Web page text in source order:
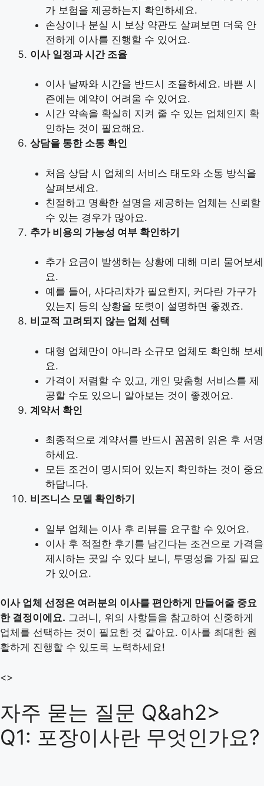
가 보험을 제공하는지 확인하세요.
손상이나 분실 시 보상 약관도 살펴보면 더욱 안
전하게 이사를 진행할 수 있어요.
이사 일정과 시간 조율
이사 날짜와 시간을 반드시 조율하세요. 바쁜 시
즌에는 예약이 어려울 수 있어요.
시간 약속을 확실히 지켜 줄 수 있는 업체인지 확
인하는 것이 필요해요.
상담을 통한 소통 확인
처음 상담 시 업체의 서비스 태도와 소통 방식을
살펴보세요.
친절하고 명확한 설명을 제공하는 업체는 신뢰할
수 있는 경우가 많아요.
추가 비용의 가능성 여부 확인하기
추가 요금이 발생하는 상황에 대해 미리 물어보세
요.
예를 들어, 사다리차가 필요한지, 커다란 가구가
있는지 등의 상황을 또렷이 설명하면 좋겠죠.
비교적 고려되지 않는 업체 선택
대형 업체만이 아니라 소규모 업체도 확인해 보세
요.
가격이 저렴할 수 있고, 개인 맞춤형 서비스를 제
공할 수도 있으니 알아보는 것이 좋겠어요.
계약서 확인
최종적으로 계약서를 반드시 꼼꼼히 읽은 후 서명
하세요.
모든 조건이 명시되어 있는지 확인하는 것이 중요
하답니다.
비즈니스 모델 확인하기
일부 업체는 이사 후 리뷰를 요구할 수 있어요.
이사 후 적절한 후기를 남긴다는 조건으로 가격을
제시하는 곳일 수 있다 보니, 투명성을 가질 필요
가 있어요.
이사 업체 선정은 여러분의 이사를 편안하게 만들어줄 중요
한 결정이에요. 그러니, 위의 사항들을 참고하여 신중하게
업체를 선택하는 것이 필요한 것 같아요. 이사를 최대한 원
활하게 진행할 수 있도록 노력하세요!
<>
자주 묻는 질문 Q&ah2>
Q1: 포장이사란 무엇인가요?